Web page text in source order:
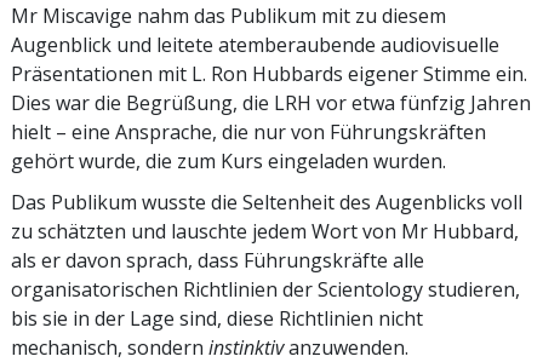
Mr Miscavige nahm das Publikum mit zu diesem
Augenblick und leitete atemberaubende audiovisuelle
Präsentationen mit L. Ron Hubbards eigener Stimme ein.
Dies war die Begrüßung, die LRH vor etwa fünfzig Jahren
hielt – eine Ansprache, die nur von Führungskräften
gehört wurde, die zum Kurs eingeladen wurden.
Das Publikum wusste die Seltenheit des Augenblicks voll
zu schätzten und lauschte jedem Wort von Mr Hubbard,
als er davon sprach, dass Führungskräfte alle
organisatorischen Richtlinien der Scientology studieren,
bis sie in der Lage sind, diese Richtlinien nicht
mechanisch, sondern instinktivanzuwenden.